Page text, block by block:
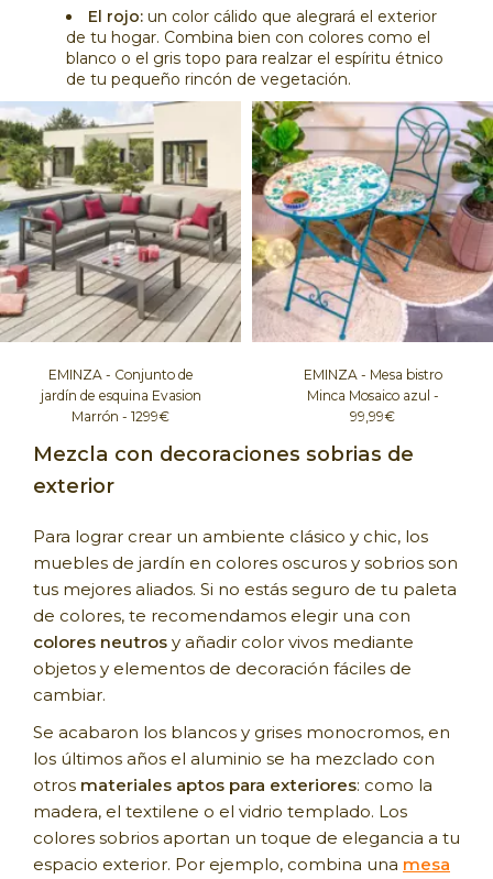
El rojo: un color cálido que alegrará el exterior
de tu hogar. Combina bien con colores como el
blanco o el gris topo para realzar el espíritu étnico
de tu pequeño rincón de vegetación.
EMINZA - Conjunto de
jardín de esquina Evasion
Marrón - 1299€
EMINZA - Mesa bistro
Minca Mosaico azul -
99,99€
Mezcla con decoraciones sobrias de
exterior
Para lograr crear un ambiente clásico y chic, los
muebles de jardín en colores oscuros y sobrios son
tus mejores aliados. Si no estás seguro de tu paleta
de colores, te recomendamos elegir una con
colores neutros y añadir color vivos mediante
objetos y elementos de decoración fáciles de
cambiar.
Se acabaron los blancos y grises monocromos, en
los últimos años el aluminio se ha mezclado con
otros materiales aptos para exteriores: como la
madera, el textilene o el vidrio templado. Los
colores sobrios aportan un toque de elegancia a tu
espacio exterior. Por ejemplo, combina una mesa